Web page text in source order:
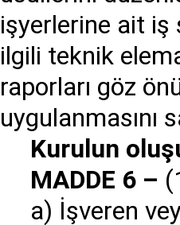
işyerlerine ait iş
ilgili teknik
raporları göz
uygulanmasını
Kurulun oluş
MADDE 6 –
a) İşveren